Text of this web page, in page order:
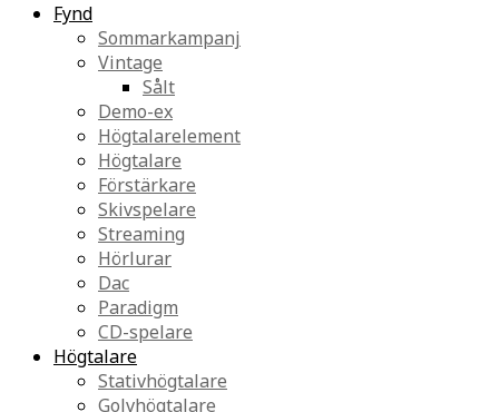
Fynd
Sommarkampanj
Vintage
Sålt
Demo-ex
Högtalarelement
Högtalare
Förstärkare
Skivspelare
Streaming
Hörlurar
Dac
Paradigm
CD-spelare
Högtalare
Stativhögtalare
Golvhögtalare